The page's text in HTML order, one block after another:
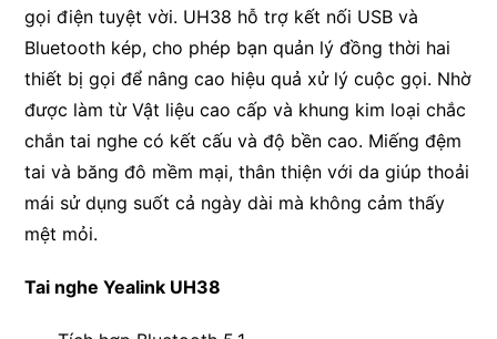
gọi điện tuyệt vời. UH38 hỗ trợ kết nối USB và
Bluetooth kép, cho phép bạn quản lý đồng thời hai
thiết bị gọi để nâng cao hiệu quả xử lý cuộc gọi. Nhờ
được làm từ Vật liệu cao cấp và khung kim loại chắc
chắn tai nghe có kết cấu và độ bền cao. Miếng đệm
tai và băng đô mềm mại, thân thiện với da giúp thoải
mái sử dụng suốt cả ngày dài mà không cảm thấy
mệt mỏi.
Tai nghe Yealink UH38